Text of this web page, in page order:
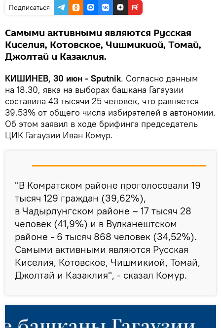
Подписаться
Самыми активными являются Русская
Киселия, Котовское, Чишмикиой, Томай,
Джолтай и Казаклия.
КИШИНЕВ, 30 июн - Sputnik. Согласно данным
на 18.30, явка на выборах башкана Гагаузии
составила 43 тысячи 25 человек, что равняется
39,53% от общего числа избирателей в автономии.
Об этом заявил в ходе брифинга председатель
ЦИК Гагаузии Иван Комур.
"В Комратском районе проголосовали 19
тысяч 129 граждан (39,62%),
в Чадырлунгском районе – 17 тысяч 28
человек (41,9%) и в Вулканештском
районе - 6 тысяч 868 человек (34,52%).
Самыми активными являются Русская
Киселия, Котовское, Чишмикиой, Томай,
Джолтай и Казаклия", - сказал Комур.